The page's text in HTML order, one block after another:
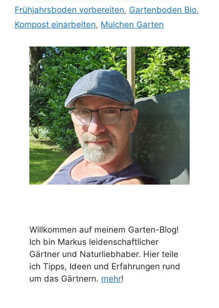
Frühjahrsboden vorbereiten, Gartenboden Bio,
Kompost einarbeiten, Mulchen Garten
Willkommen auf meinem Garten-Blog!
Ich bin Markus leidenschaftlicher
Gärtner und Naturliebhaber. Hier teile
ich Tipps, Ideen und Erfahrungen rund
um das Gärtnern. mehr!